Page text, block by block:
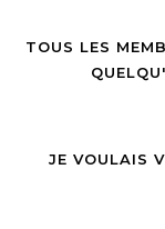
TOUS LES
JE VOULAIS